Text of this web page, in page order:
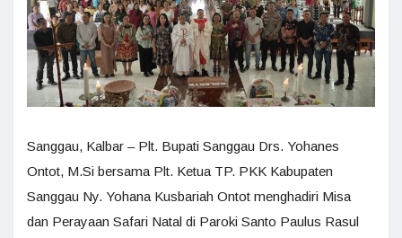
Sanggau, Kalbar – Plt. Bupati Sanggau Drs. Yohanes
Ontot, M.Si bersama Plt. Ketua TP. PKK Kabupaten
Sanggau Ny. Yohana Kusbariah Ontot menghadiri Misa
dan Perayaan Safari Natal di Paroki Santo Paulus Rasul